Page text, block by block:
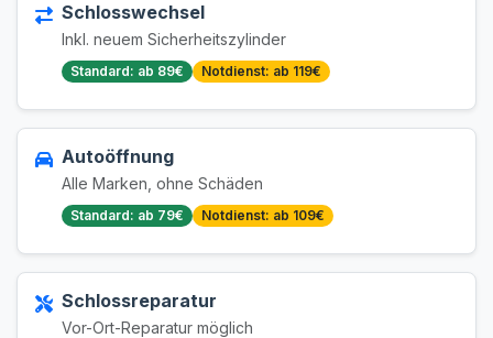
Schlosswechsel
Inkl. neuem Sicherheitszylinder
Standard: ab 89€ Notdienst: ab 119€
Autoöffnung
Alle Marken, ohne Schäden
Standard: ab 79€ Notdienst: ab 109€
Schlossreparatur
Vor-Ort-Reparatur möglich